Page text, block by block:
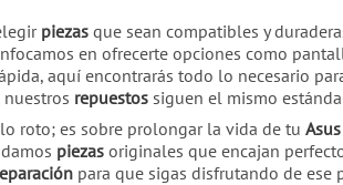
piezas que sean compatibles y
en ofrecerte opciones como
aquí encontrarás todo lo necesario
repuestos siguen el mismo
roto; es sobre prolongar la vida de tu
piezas originales que encajan
para que sigas disfrutando de ese